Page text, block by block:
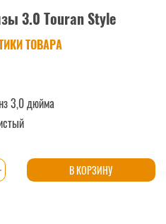
3.0 Touran Style
ТОВАРА
3,0 дюйма
В КОРЗИНУ